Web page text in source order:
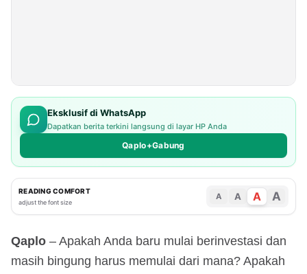
Eksklusif di WhatsApp
Dapatkan berita terkini langsung di layar HP Anda
Qaplo+Gabung
READING COMFORT
adjust the font size
A A A A
Qaplo – Apakah Anda baru mulai berinvestasi dan
masih bingung harus memulai dari mana? Apakah